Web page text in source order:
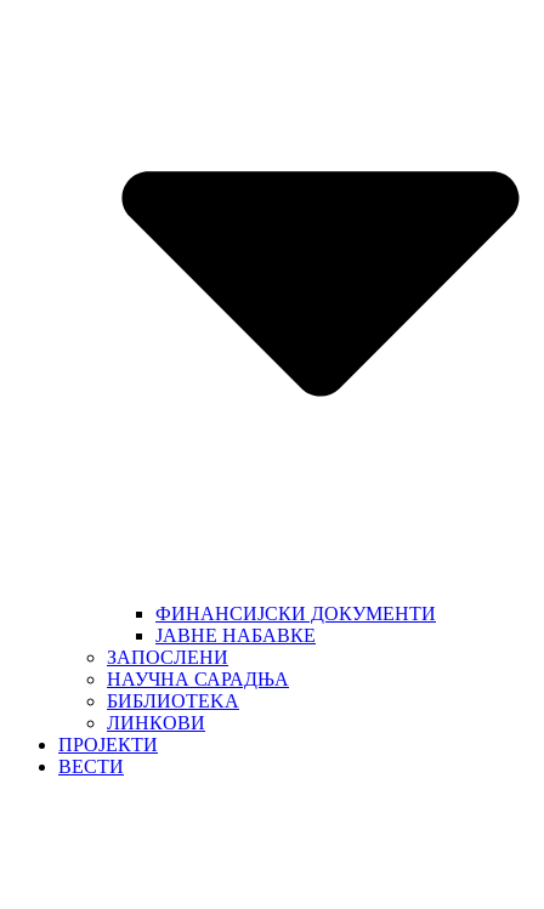
ФИНАНСИЈСКИ ДОКУМЕНТИ
ЈАВНЕ НАБАВКЕ
ЗАПОСЛЕНИ
НАУЧНА САРАДЊА
БИБЛИОТЕKА
ЛИНКОВИ
ПРОЈЕКТИ
ВЕСТИ